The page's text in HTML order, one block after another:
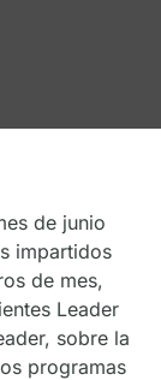
de junio
impartidos
de mes,
Leader
sobre la
programas